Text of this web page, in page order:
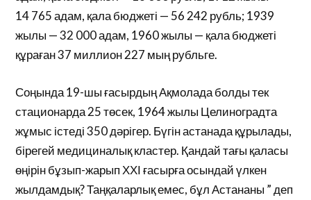
14 765 адам, қала бюджеті — 56 242 рубль; 1939
жылы — 32 000 адам, 1960 жылы — қала бюджеті
құраған 37 миллион 227 мың рубльге.
Соңында 19-шы ғасырдың Ақмолада болды тек
стационарда 25 төсек, 1964 жылы Целиноградта
жұмыс істеді 350 дәрігер. Бүгін астанада құрылады,
бірегей медициналық кластер. Қандай тағы қаласы
өңірін бұзып-жарып ХХІ ғасырға осындай үлкен
жылдамдық? Таңқаларлық емес, бұл Астананы ” деп